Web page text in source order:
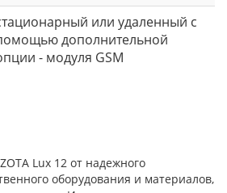
или удаленный с
дополнительной
- модуля GSM
Lux 12 от надежного
оборудования и материалов,